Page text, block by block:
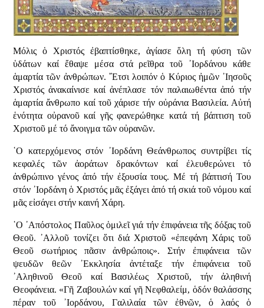
Μόλις ὁ Χριστός ἐβαπτίσθηκε, ἁγίασε ὅλη τή φύση τῶν
ὑδάτων καί ἔθαψε μέσα στά ρεῖθρα τοῦ ᾿Ιορδάνου κάθε
ἁμαρτία τῶν ἀνθρώπων. ῎Ετσι λοιπόν ὁ Κύριος ἠμῶν ᾿Ιησοῦς
Χριστός ἀνακαίνισε καί ἀνέπλασε τόν παλαιωθέντα ἀπό τήν
ἁμαρτία ἄνθρωπο καί τοῦ χάρισε τήν οὐράνια Βασιλεία. Αὐτή
ἑνότητα οὐρανοῦ καί γῆς φανερώθηκε κατά τή βάπτιση τοῦ
Χριστοῦ μέ τό ἄνοιγμα τῶν οὐρανῶν.
῾Ο κατερχόμενος στόν ᾿Ιορδάνη Θεάνθρωπος συντρίβει τίς
κεφαλές τῶν ἀοράτων δρακόντων καί ἐλευθερώνει τό
ἀνθρώπινο γένος ἀπό τήν ἐξουσία τους. Μέ τή βάπτισή Του
στόν ᾿Ιορδάνη ὁ Χριστός μᾶς ἐξάγει ἀπό τή σκιά τοῦ νόμου καί
μᾶς εἰσάγει στήν καινή Χάρη.
῾Ο ᾿Απόστολος Παῦλος ὁμιλεῖ γιά τήν ἐπιφάνεια τῆς δόξας τοῦ
Θεοῦ. ᾿Αλλοῦ τονίζει ὅτι διά Χριστοῦ «ἐπεφάνη Χάρις τοῦ
Θεοῦ σωτήριος πᾶσιν ἀνθρώποις». Στήν ἐπιφάνεια τῶν
ψευδῶν θεῶν ᾿Εκκλησία ἀντέταξε τήν ἐπιφάνεια τοῦ
᾿Αληθινοῦ Θεοῦ καί Βασιλέως Χριστοῦ, τήν ἀληθινή
Θεοφάνεια. «Γῆ Ζαβουλών καί γῆ Νεφθαλείμ, ὁδόν θαλάσσης
πέραν τοῦ ᾿Ιορδάνου, Γαλιλαία τῶν ἐθνῶν, ὁ λαός ὁ